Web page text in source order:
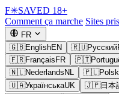
F✳SAVED 18+
Comment ça marche Sites
FR
🇬🇧EnglishEN 🇷🇺Русский
🇫🇷Français FR 🇵🇹
🇳🇱Nederlands NL 🇵🇱
🇺🇦УкраїнськаUK 🇯🇵日本